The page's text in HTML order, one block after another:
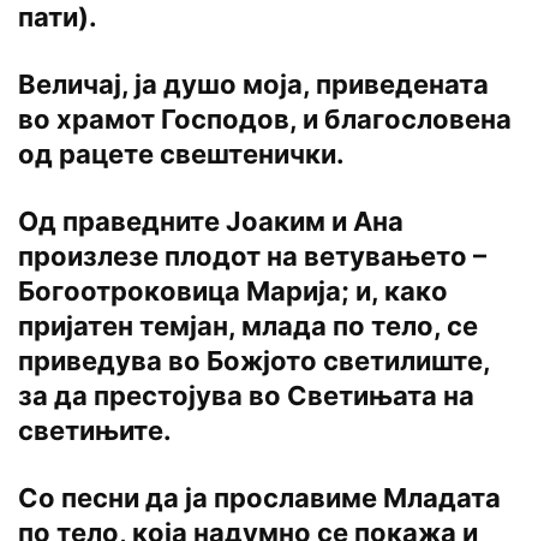
пати).
Величај, ја душо моја, приведената
во храмот Господов, и благословена
од рацете свештенички.
Од праведните Јоаким и Ана
произлезе плодот на ветувањето –
Богоотроковица Марија; и, како
пријатен темјан, млада по тело, се
приведува во Божјото светилиште,
за да престојува во Светињата на
светињите.
Со песни да ја прославиме Младата
по тело, која надумно се покажа и